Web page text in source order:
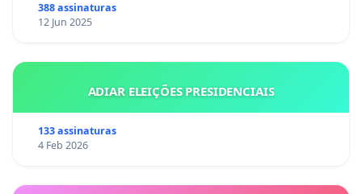
388 assinaturas
12 Jun 2025
ADIAR ELEIÇÕES PRESIDENCIAIS
133 assinaturas
4 Feb 2026